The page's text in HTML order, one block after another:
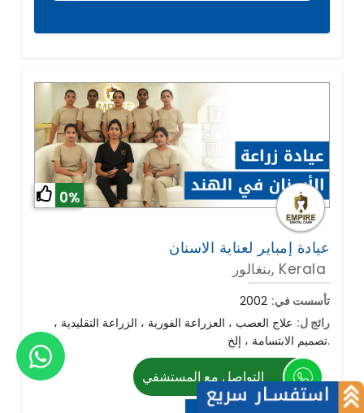
0%
عيادة إمباير لعناية الاسنان
بنغالور, Kerala
تأسست في: 2002
رائج ل: علاج العصب ، العزراعة الفورية ، الزراعة التقليدية ،
تصميم الابتسامة ، إلخ.
التواصل مع المستشفي